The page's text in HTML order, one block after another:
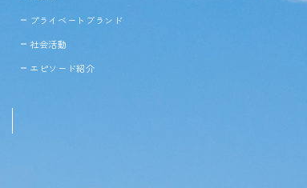
プライベートブランド
社会活動
エピソード紹介